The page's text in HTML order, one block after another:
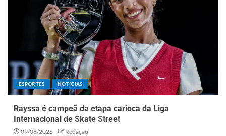
ESPORTES NOTÍCIAS
Rayssa é campeã da etapa carioca da Liga
Internacional de Skate Street
09/08/2026 Redação